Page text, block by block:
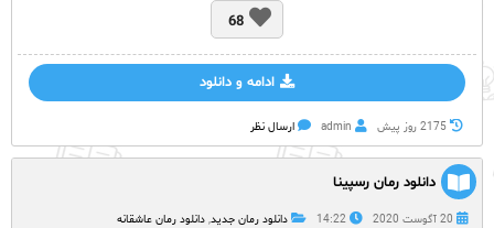
68
ادامه و دانلود
2175 روز پيش admin ارسال نظر
دانلود رمان رسپینا
20 آگوست 2020 14:22 دانلود رمان جدید, دانلود رمان عاشقانه